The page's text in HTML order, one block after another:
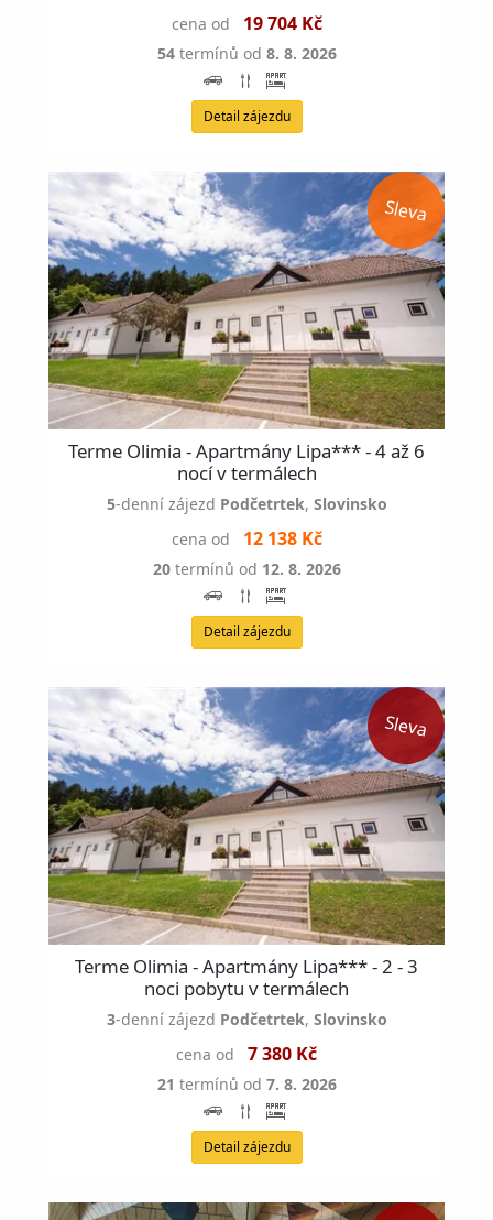
cena od
19 704 Kč
54termínů od 8. 8. 2026
Detail zájezdu
Terme Olimia - Apartmány Lipa*** - 4 až 6
nocí v termálech
5-denní zájezd Podčetrtek, Slovinsko
cena od
12 138 Kč
20termínů od 12. 8. 2026
Detail zájezdu
Terme Olimia - Apartmány Lipa*** - 2 - 3
noci pobytu v termálech
3-denní zájezd Podčetrtek, Slovinsko
cena od
7 380 Kč
21 termínů od 7. 8. 2026
Detail zájezdu